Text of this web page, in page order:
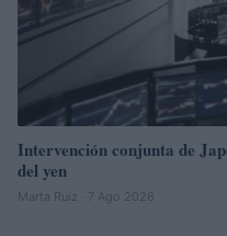
Intervención conjunta de
del yen
Marta Ruiz · 7 Ago 2026